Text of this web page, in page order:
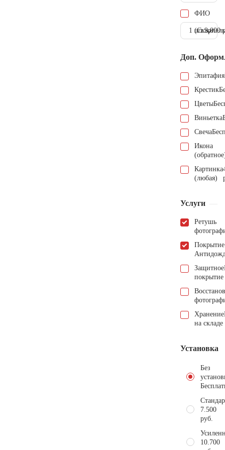
ФИО
1 шт.9.000
Доп.
Эпитафия
Крестик
Цветы
Виньетка
Свеча
Икона
Картинка
(любая)
Услуги
Ретушь
Покрытие
Защитное
покрытие
Хранение
на складе
Установка
Без
7.500
руб.
10.700